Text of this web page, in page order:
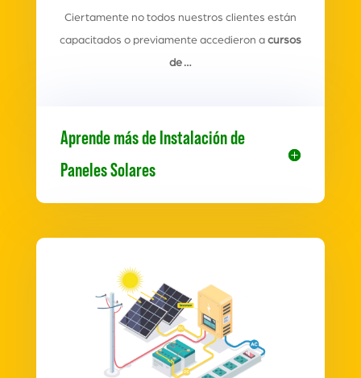
Ciertamente no todos nuestros clientes están
capacitados o previamente accedieron a cursos
de …
Aprende más de Instalación de
Paneles Solares